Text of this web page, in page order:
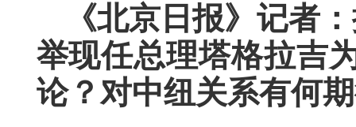
《北京日报》记者
举现任总理塔格拉吉
论？对中纽关系有何